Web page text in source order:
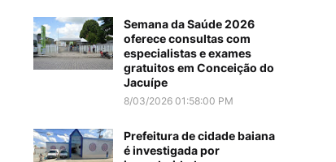
Semana da Saúde 2026
oferece consultas com
especialistas e exames
gratuitos em Conceição do
Jacuípe
8/03/2026 01:58:00 PM
Prefeitura de cidade baiana
é investigada por